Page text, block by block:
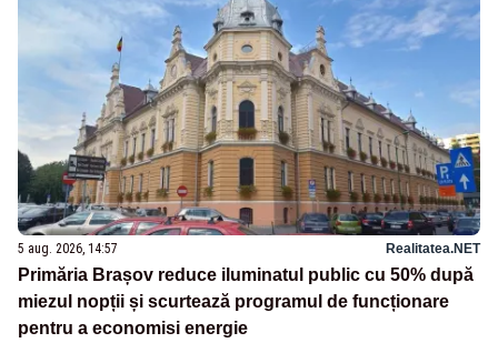
5 aug. 2026, 14:57 Realitatea.NET
Primăria Brașov reduce iluminatul public cu 50% după
miezul nopții și scurtează programul de funcționare
pentru a economisi energie